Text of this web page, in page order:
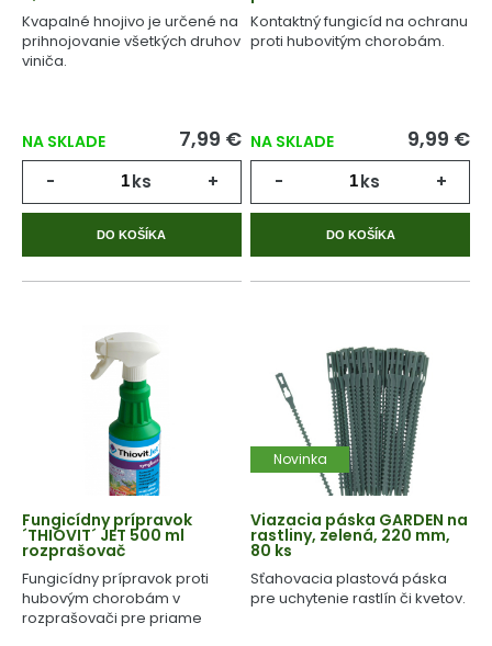
Kvapalné hnojivo je určené na
prihnojovanie všetkých druhov
viniča.
NA SKLADE 7,99 €
- ks +
DO KOŠÍKA
Kontaktný fungicíd na ochranu
proti hubovitým chorobám.
NA SKLADE 9,99 €
- ks +
DO KOŠÍKA
Fungicídny prípravok
´THIOVIT´ JET 500 ml
rozprašovač
Fungicídny prípravok proti
hubovým chorobám v
rozprašovači pre priame
Novinka
Viazacia páska GARDEN na
rastliny, zelená, 220 mm,
80 ks
Sťahovacia plastová páska
pre uchytenie rastlín či kvetov.